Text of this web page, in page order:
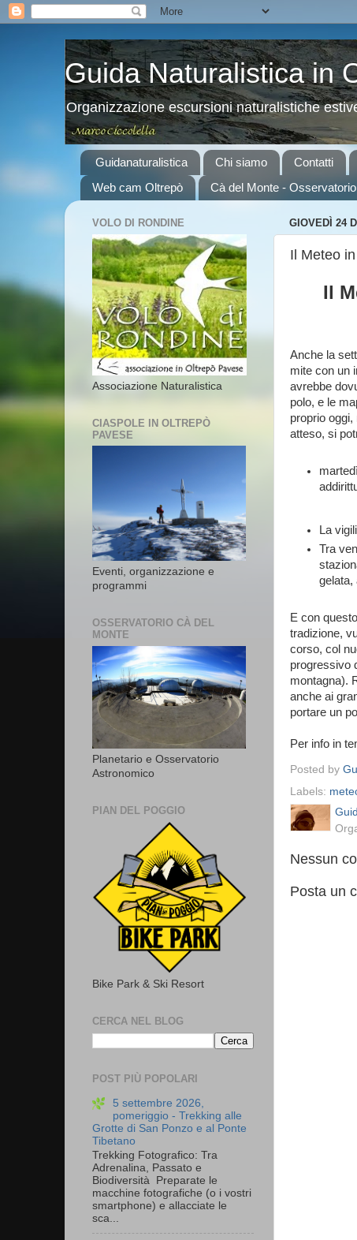
Guida Naturalistica in
Organizzazione escursioni naturalistiche
Guidanaturalistica Chi siamo Contatti
Web cam Oltrepò
Cà del Monte -
GIOVEDÌ 24
Il Meteo
Il
Anche la
mite con un
avrebbe
polo, e le
proprio
atteso, si
La
Tra
gelata,
E con
tradizione,
corso, col
progressivo
montagna).
anche ai
portare un
Per info in
Posted by
Labels:
Nessun
Posta un
VOLO DI RONDINE
Associazione Naturalistica
CIASPOLE IN OLTREPÒ
PAVESE
Eventi, organizzazione e
programmi
OSSERVATORIO CÀ DEL
MONTE
Planetario e Osservatorio
Astronomico
PIAN DEL POGGIO
Bike Park & Ski Resort
CERCA NEL BLOG
POST PIÙ POPOLARI
5 settembre 2026,
pomeriggio - Trekking alle
Grotte di San Ponzo e al Ponte
Tibetano
Trekking Fotografico: Tra
Adrenalina, Passato e
Biodiversità Preparate le
macchine fotografiche (o i vostri
smartphone) e allacciate le
sca...